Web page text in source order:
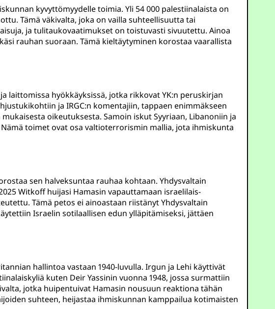
kyvyttömyydelle toimia. Yli 54 000 palestiinalaista on
Tämä väkivalta, joka on vailla suhteellisuutta tai
ja tulitaukovaatimukset on toistuvasti sivuutettu. Ainoa
rauhan suoraan. Tämä kieltäytyminen korostaa vaarallista
hyökkäyksissä, jotka rikkovat YK:n peruskirjan
ja IRGC:n komentajiin, tappaen enimmäkseen
oikeutuksesta. Samoin iskut Syyriaan, Libanoniin ja
toimet ovat osa valtioterrorismin mallia, jota ihmiskunta
sen halveksuntaa rauhaa kohtaan. Yhdysvaltain
Witkoff huijasi Hamasin vapauttamaan israelilais-
Tämä petos ei ainoastaan riistänyt Yhdysvaltain
Israelin sotilaallisen edun ylläpitämiseksi, jättäen
hallintoa vastaan 1940-luvulla. Irgun ja Lehi käyttivät
kuten Deir Yassinin vuonna 1948, jossa surmattiin
jotka huipentuivat Hamasin nousuun reaktiona tähän
suhteen, heijastaa ihmiskunnan kamppailua kotimaisten